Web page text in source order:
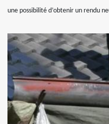
une possibilité d’obtenir un rendu